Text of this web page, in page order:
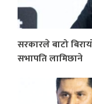
सरकारले बाटो
सभापति लामिछाने